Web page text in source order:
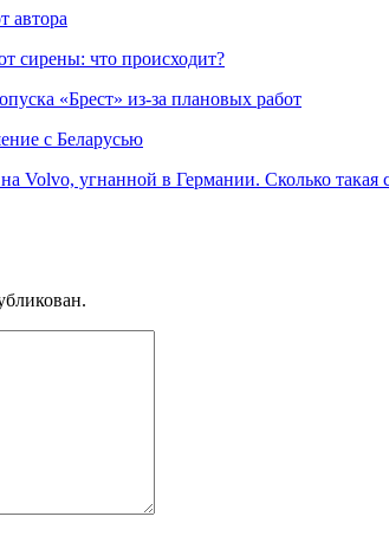
автора
сирены: что происходит?
«Брест» из-за плановых работ
с Беларусью
Volvo, угнанной в Германии. Сколько такая